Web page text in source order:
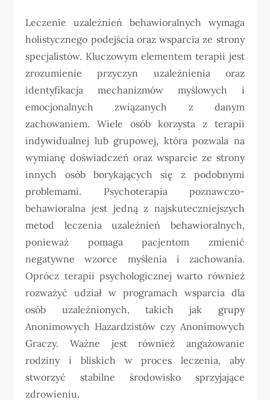
Leczenie uzależnień behawioralnych wymaga
holistycznego podejścia oraz wsparcia ze strony
specjalistów. Kluczowym elementem terapii jest
zrozumienie przyczyn uzależnienia oraz
identyfikacja mechanizmów myślowych i
emocjonalnych związanych z danym
zachowaniem. Wiele osób korzysta z terapii
indywidualnej lub grupowej, która pozwala na
wymianę doświadczeń oraz wsparcie ze strony
innych osób borykających się z podobnymi
problemami. Psychoterapia poznawczo-
behawioralna jest jedną z najskuteczniejszych
metod leczenia uzależnień behawioralnych,
ponieważ pomaga pacjentom zmienić
negatywne wzorce myślenia i zachowania.
Oprócz terapii psychologicznej warto również
rozważyć udział w programach wsparcia dla
osób uzależnionych, takich jak grupy
Anonimowych Hazardzistów czy Anonimowych
Graczy. Ważne jest również angażowanie
rodziny i bliskich w proces leczenia, aby
stworzyć stabilne środowisko sprzyjające
zdrowieniu.